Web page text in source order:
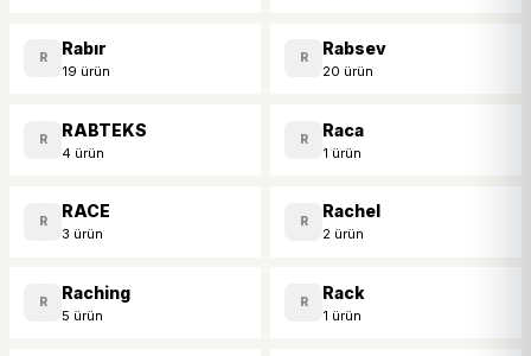
R Rabır
19 ürün
R Rabsev
20 ürün
R RABTEKS
4 ürün
R Raca
1 ürün
R RACE
3 ürün
R Rachel
2 ürün
R Raching
5 ürün
R Rack
1 ürün